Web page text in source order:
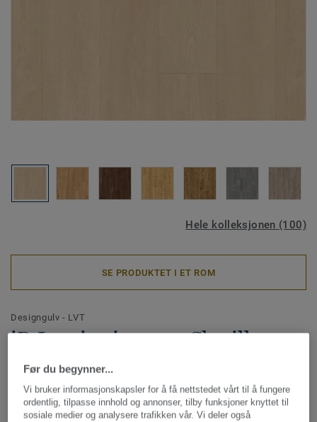
Hele kolleksjonen (100)
SE PRODUKTET I ET ROM
Designgulv - LVT
iD Inspiration 55 - Chatillon
Oak NATURAL
iD Inspiration er designet for å gjøre prosessen med å
velge gulv enklere for deg. Ultramatt overflate og naturtro
Før du begynner...
Vi bruker informasjonskapsler for å få nettstedet vårt til å fungere
ordentlig, tilpasse innhold og annonser, tilby funksjoner knyttet til
sosiale medier og analysere trafikken vår. Vi deler også